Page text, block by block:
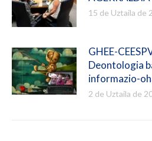
15 de Uztaila de
GHEE-
Deontologia
informazio-
2 de Uztaila de